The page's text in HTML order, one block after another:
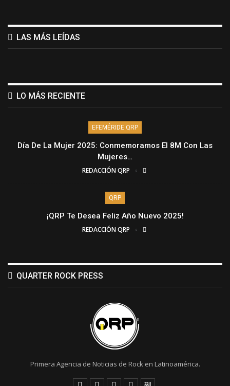
LAS MÁS LEÍDAS
LO MÁS RECIENTE
EFEMÉRIDE QRP
Día De La Mujer 2025: Conmemoramos El 8M Con Las
Mujeres…
REDACCIÓN QRP
QRP
¡QRP Te Desea Feliz Año Nuevo 2025!
REDACCIÓN QRP
QUARTER ROCK PRESS
Primera Agencia de Noticias de Rock en Latinoamérica.